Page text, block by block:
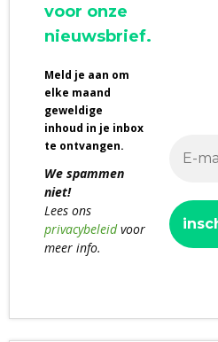
voor onze
nieuwsbrief.
Meld je aan om
elke maand
geweldige
inhoud in je inbox
te ontvangen.
We spammen
niet!
Lees ons
privacybeleidvoor
meer info.